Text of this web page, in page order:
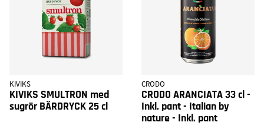
KIVIKS
KIVIKS SMULTRON med
sugrör BÄRDRYCK 25 cl
CRODO
CRODO ARANCIATA 33 cl -
Inkl. pant - Italian by
nature - Inkl. pant